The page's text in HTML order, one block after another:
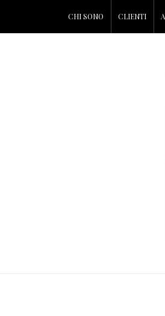
CHI SONO CLIENTI